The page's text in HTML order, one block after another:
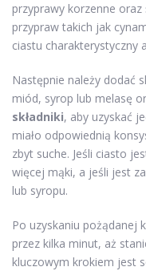
przyprawy korzenne oraz
przypraw takich jak
ciastu charakterystyczny
Następnie należy dodać
miód, syrop lub melasę
składniki, aby uzyskać
miało odpowiednią
zbyt suche. Jeśli ciasto
więcej mąki, a jeśli jest
lub syropu.
Po uzyskaniu pożądanej
przez kilka minut, aż
kluczowym krokiem jest